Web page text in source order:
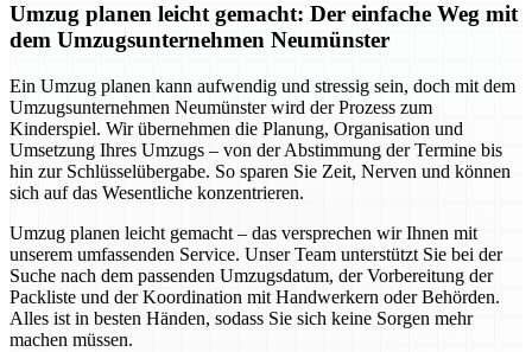
Umzug planen leicht gemacht: Der einfache Weg mit
dem Umzugsunternehmen Neumünster
Ein Umzug planen kann aufwendig und stressig sein, doch mit dem
Umzugsunternehmen Neumünster wird der Prozess zum
Kinderspiel. Wir übernehmen die Planung, Organisation und
Umsetzung Ihres Umzugs – von der Abstimmung der Termine bis
hin zur Schlüsselübergabe. So sparen Sie Zeit, Nerven und können
sich auf das Wesentliche konzentrieren.
Umzug planen leicht gemacht – das versprechen wir Ihnen mit
unserem umfassenden Service. Unser Team unterstützt Sie bei der
Suche nach dem passenden Umzugsdatum, der Vorbereitung der
Packliste und der Koordination mit Handwerkern oder Behörden.
Alles ist in besten Händen, sodass Sie sich keine Sorgen mehr
machen müssen.